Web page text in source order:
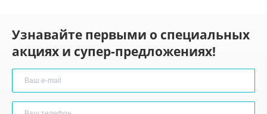
Узнавайте первыми о специальных
акциях и супер-предложениях!